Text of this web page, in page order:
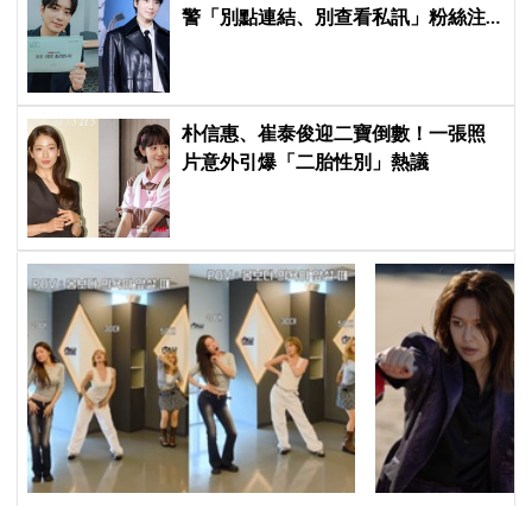
警「別點連結、別查看私訊」粉絲注
朴信惠、崔泰俊迎二寶倒數！一張照
片意外引爆「二胎性別」熱議